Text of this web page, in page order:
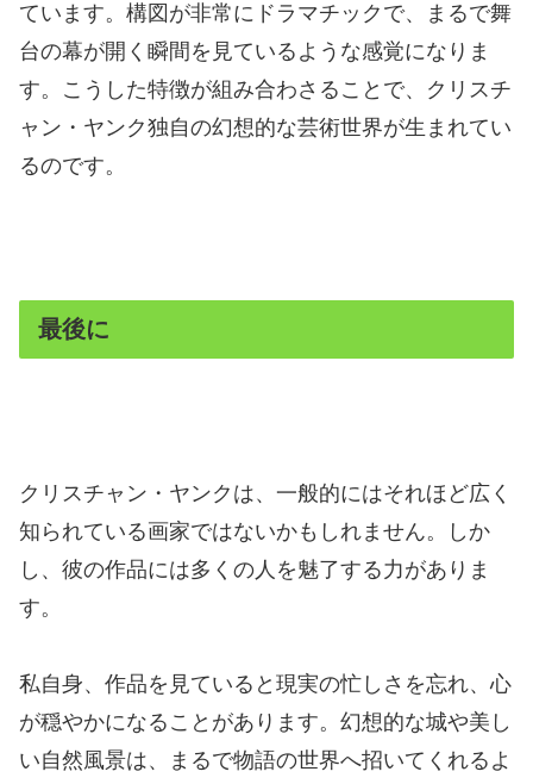
ています。構図が非常にドラマチックで、まるで舞
台の幕が開く瞬間を見ているような感覚になりま
す。こうした特徴が組み合わさることで、クリスチ
ャン・ヤンク独自の幻想的な芸術世界が生まれてい
るのです。
最後に
クリスチャン・ヤンクは、一般的にはそれほど広く
知られている画家ではないかもしれません。しか
し、彼の作品には多くの人を魅了する力がありま
す。
私自身、作品を見ていると現実の忙しさを忘れ、心
が穏やかになることがあります。幻想的な城や美し
い自然風景は、まるで物語の世界へ招いてくれるよ